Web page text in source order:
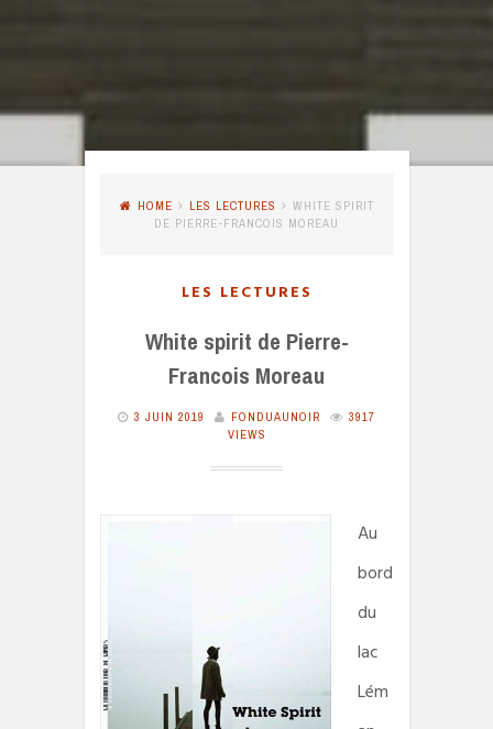
HOME LES LECTURES
WHITE SPIRIT
DE PIERRE-FRANCOIS MOREAU
LES LECTURES
White spirit de Pierre-
Francois Moreau
3 JUIN 2019 FONDUAUNOIR
3917
VIEWS
Au
bord
du
lac
Lém